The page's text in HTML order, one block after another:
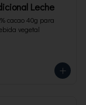
Leche
cacao 40g para
vegetal